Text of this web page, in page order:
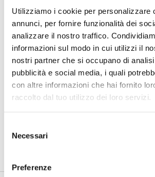
Utilizziamo i cookie per personalizzare
annunci, per fornire funzionalità dei
analizzare il nostro traffico.
informazioni sul modo in cui utilizzi il
nostri partner che si occupano di
pubblicità e social media, i quali
con altre informazioni che hai fornito
raccolto dal tuo utilizzo dei loro servizi.
delNecessari
Preferenze
Fracassi (Multiply
progettata dentro i
insieme ai controlli”
I
realizzati con l'AI funzionano. Spesso